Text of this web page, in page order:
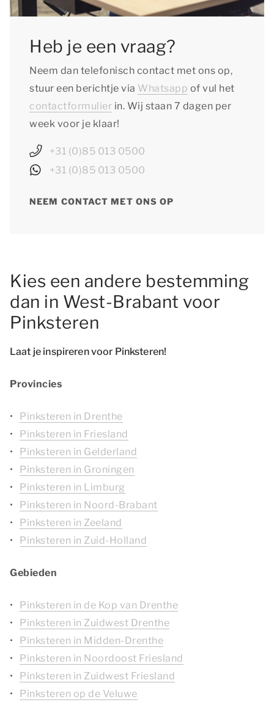
Heb je een vraag?
Neem dan telefonisch contact met ons op,
stuur een berichtje via Whatsapp of vul het
contactformulier in. Wij staan 7 dagen per
week voor je klaar!
+31 (0)85 013 0500
+31 (0)85 013 0500
NEEM CONTACT MET ONS OP
Kies een andere bestemming
dan in West-Brabant voor
Pinksteren
Laat je inspireren voor Pinksteren!
Provincies
Pinksteren in Drenthe
Pinksteren in Friesland
Pinksteren in Gelderland
Pinksteren in Groningen
Pinksteren in Limburg
Pinksteren in Noord-Brabant
Pinksteren in Zeeland
Pinksteren in Zuid-Holland
Gebieden
Pinksteren in de Kop van Drenthe
Pinksteren in Zuidwest Drenthe
Pinksteren in Midden-Drenthe
Pinksteren in Noordoost Friesland
Pinksteren in Zuidwest Friesland
Pinksteren op de Veluwe